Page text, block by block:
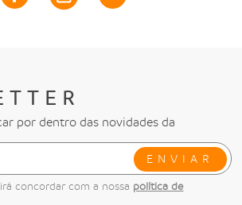
por dentro das novidades da
ENVIAR
concordar com a nossa política de